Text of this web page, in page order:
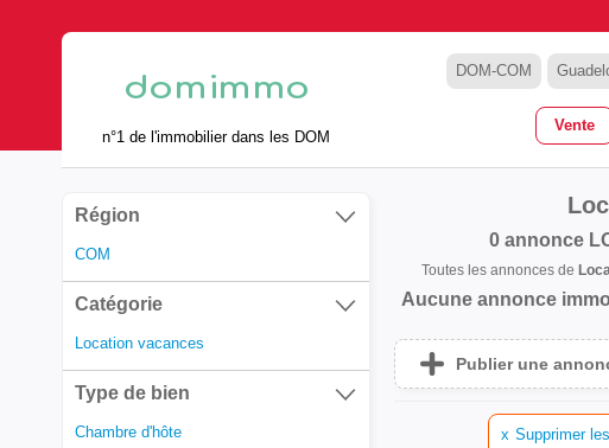
n°1 de l'immobilier dans les DOM
DOM-COM
Vente
Région
COM
Catégorie
Location vacances
Type de bien
Chambre d'hôte
0 annonce
Toutes les annonces de
Aucune annonce
Publier une
x Supprimer